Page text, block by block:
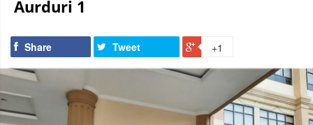
Aurduri 1
Share Tweet +1